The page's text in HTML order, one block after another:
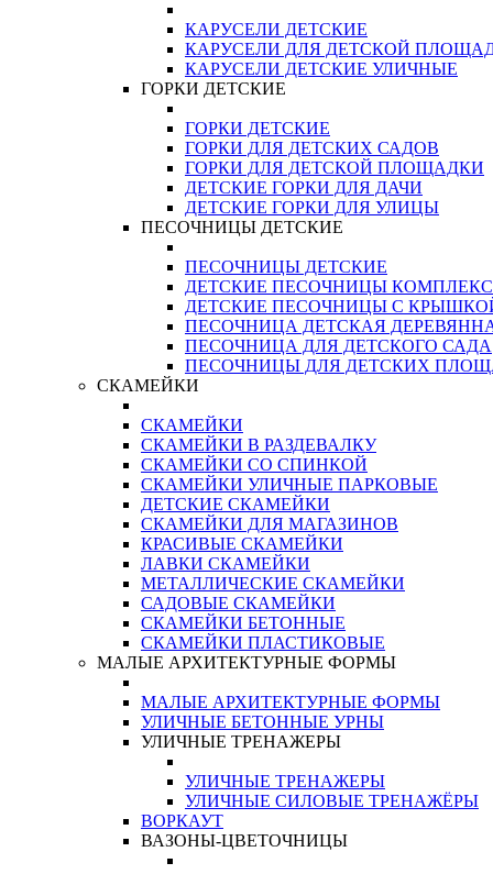
КАРУСЕЛИ ДЕТСКИЕ
КАРУСЕЛИ ДЛЯ ДЕТСКОЙ
КАРУСЕЛИ ДЕТСКИЕ УЛИЧНЫЕ
ГОРКИ ДЕТСКИЕ
ГОРКИ ДЕТСКИЕ
ГОРКИ ДЛЯ ДЕТСКИХ САДОВ
ГОРКИ ДЛЯ ДЕТСКОЙ ПЛОЩАДКИ
ДЕТСКИЕ ГОРКИ ДЛЯ ДАЧИ
ДЕТСКИЕ ГОРКИ ДЛЯ УЛИЦЫ
ПЕСОЧНИЦЫ ДЕТСКИЕ
ПЕСОЧНИЦЫ ДЕТСКИЕ
ДЕТСКИЕ ПЕСОЧНИЦЫ
ДЕТСКИЕ ПЕСОЧНИЦЫ С
ПЕСОЧНИЦА ДЕТСКАЯ
ПЕСОЧНИЦА ДЛЯ ДЕТСКОГО САДА
ПЕСОЧНИЦЫ ДЛЯ ДЕТСКИХ
СКАМЕЙКИ
СКАМЕЙКИ
СКАМЕЙКИ В РАЗДЕВАЛКУ
СКАМЕЙКИ СО СПИНКОЙ
СКАМЕЙКИ УЛИЧНЫЕ ПАРКОВЫЕ
ДЕТСКИЕ СКАМЕЙКИ
СКАМЕЙКИ ДЛЯ МАГАЗИНОВ
КРАСИВЫЕ СКАМЕЙКИ
ЛАВКИ СКАМЕЙКИ
МЕТАЛЛИЧЕСКИЕ СКАМЕЙКИ
САДОВЫЕ СКАМЕЙКИ
СКАМЕЙКИ БЕТОННЫЕ
СКАМЕЙКИ ПЛАСТИКОВЫЕ
МАЛЫЕ АРХИТЕКТУРНЫЕ ФОРМЫ
МАЛЫЕ АРХИТЕКТУРНЫЕ ФОРМЫ
УЛИЧНЫЕ БЕТОННЫЕ УРНЫ
УЛИЧНЫЕ ТРЕНАЖЕРЫ
УЛИЧНЫЕ ТРЕНАЖЕРЫ
УЛИЧНЫЕ СИЛОВЫЕ ТРЕНАЖЁРЫ
ВОРКАУТ
ВАЗОНЫ-ЦВЕТОЧНИЦЫ